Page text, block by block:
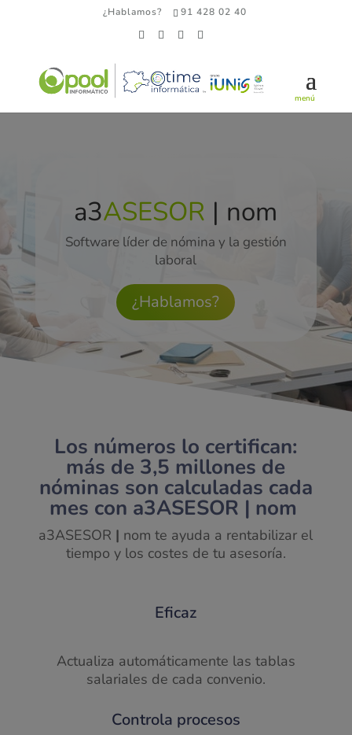
¿Hablamos? 91 428 02 40
a3ASESOR | nom
Software líder de nómina y la gestión
laboral
¿Hablamos?
Los números lo certifican:
más de 3,5 millones de
nóminas son calculadas cada
mes con a3ASESOR | nom
a3ASESOR | nom te ayuda a rentabilizar el
tiempo y los costes de tu asesoría.
Eficaz
Actualiza automáticamente las tablas
salariales de cada convenio.
Controla procesos